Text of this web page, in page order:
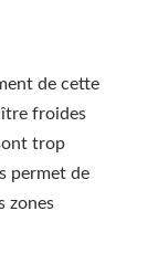
de cette
froides
trop
permet de
zones